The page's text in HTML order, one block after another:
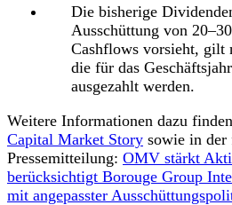
Die bisherige
Ausschüttung von
Cashflows vorsieht, gilt
die für das
ausgezahlt werden.
Weitere Informationen dazu
Capital Market Story sowie in der
Pressemitteilung: OMV stärkt
berücksichtigt Borouge Group
mit angepasster